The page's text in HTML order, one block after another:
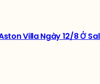
Villa Ngày 12/8 Ở